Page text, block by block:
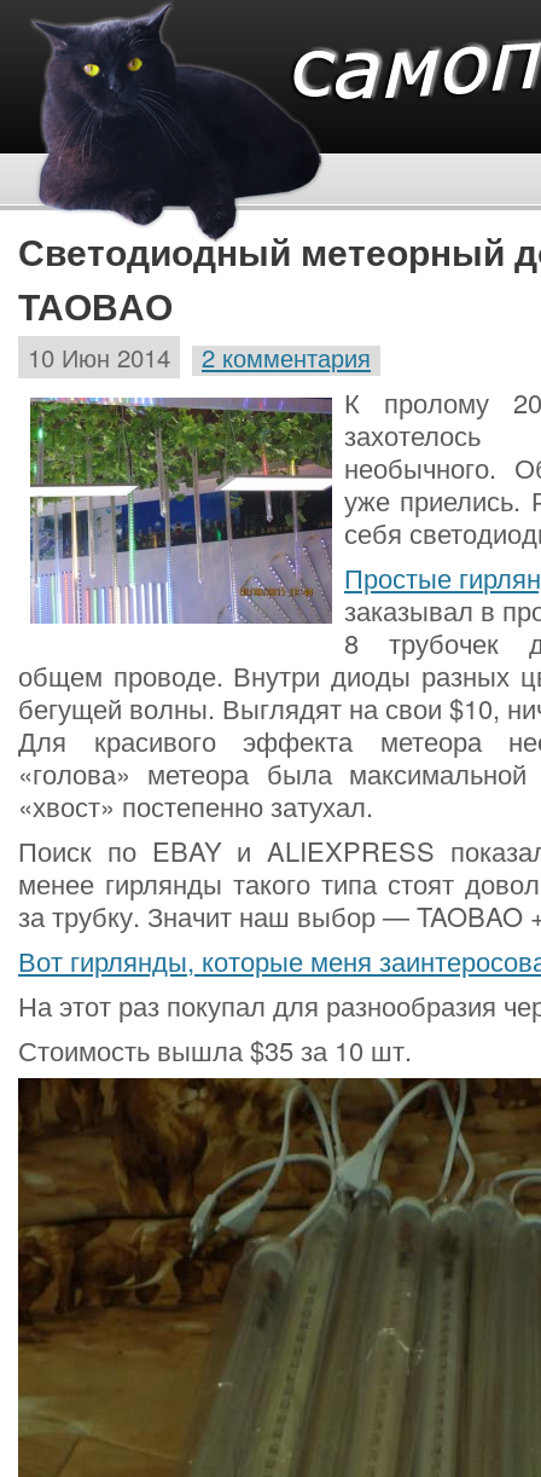
Светодиодный метеорный
TAOBAO
10 Июн 2014 2 комментария
К пролому
необычного.
уже приелись.
себя
Простые
заказывал в
8 трубочек
общем проводе. Внутри диоды разных
бегущей волны. Выглядят на свои $10,
Для красивого эффекта метеора
«голова» метеора была
«хвост» постепенно затухал.
Поиск по EBAY и ALIEXPRESS
менее гирлянды такого типа стоят
за трубку. Значит наш выбор — TAOBAO
Вот гирлянды, которые меня
На этот раз покупал для разнообразия
Стоимость вышла $35 за 10 шт.